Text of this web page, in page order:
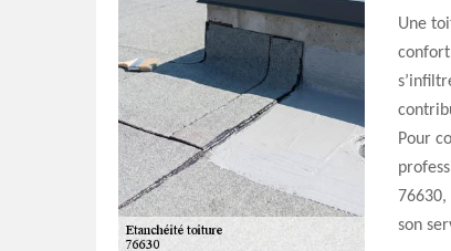
Une
Pour
son